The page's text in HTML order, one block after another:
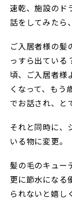
速乾、施設のド
話をしてみたら
ご入居者様の髪
っすら出ている
頃、ご入居者様
くなって、もう
でお話され、と
それと同時に、
いる物に変更。
髪の毛のキュー
更に節水になる
られないと嬉し